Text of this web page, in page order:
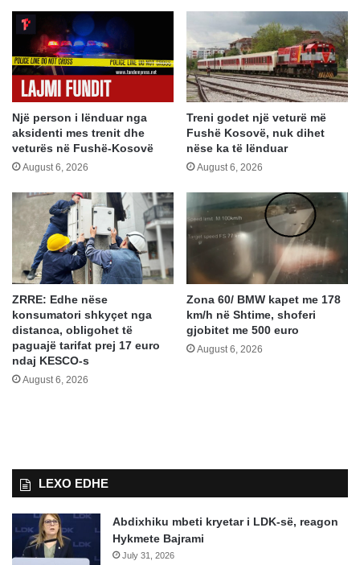
Një person i lënduar nga
aksidenti mes trenit dhe
veturës në Fushë-Kosovë
August 6, 2026
Treni godet një veturë më
Fushë Kosovë, nuk dihet
nëse ka të lënduar
August 6, 2026
ZRRE: Edhe nëse
konsumatori shkyçet nga
distanca, obligohet të
paguajë tarifat prej 17 euro
ndaj KESCO-s
August 6, 2026
Zona 60/ BMW kapet me 178
km/h në Shtime, shoferi
gjobitet me 500 euro
August 6, 2026
LEXO EDHE
Abdixhiku mbeti kryetar i LDK-së, reagon
Hykmete Bajrami
July 31, 2026